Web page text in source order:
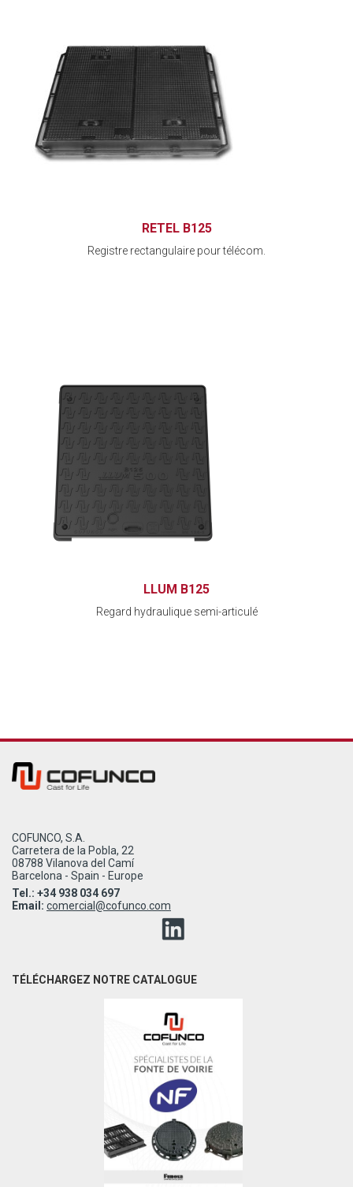
RETEL B125
Registre rectangulaire pour télécom.
LLUM B125
Regard hydraulique semi-articulé
COFUNCO, S.A.
Carretera de la Pobla, 22
08788 Vilanova del Camí
Barcelona - Spain - Europe
Tel.: +34 938 034 697
Email: comercial@cofunco.com
TÉLÉCHARGEZ NOTRE CATALOGUE